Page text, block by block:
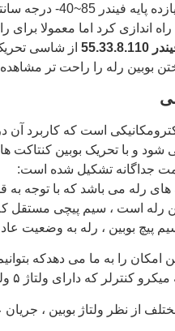
بوبین رله را راحت تر
است که کاربرد آن
شود و با تحریک بوبین
جداگانه تشکیل شده است:
رله می باشد که با توجه به
رله است ، سیم پیچی مستقل که
پیچ بوبین ، رله به وضعیت
۵ ولت است بدون هرگونه اتصال فیزیکی بین آنها راه اندازی کنیم.
از نظر ولتاژ بوبین ،